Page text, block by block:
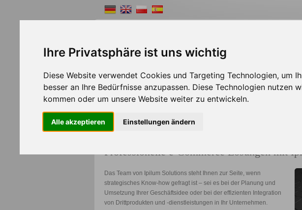
Ihre Privatsphäre ist uns wichtig
Diese Website verwendet Cookies und Targeting Technologien, um
besser an Ihre Bedürfnisse anzupassen. Diese Technologien nutzen
kommen oder um unsere Website weiter zu entwickeln.
Alle akzeptieren Einstellungen ändern
Shopsystem Webdesign Solutions
Home >> Solutions
Professionelle e-Commerce Lösungen mit
Das Team von Ipilum Solutions steht Ihnen zur Seite, wenn
strategisches Know-how gefragt ist – sei es bei der Planung und
Umsetzung Ihrer Geschäftsidee oder bei der effizienten Integration
von Drittprodukten und -dienstleistungen in Ihr Unternehmen.